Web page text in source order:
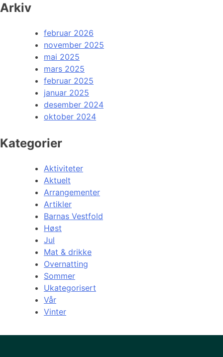
Arkiv
februar 2026
november 2025
mai 2025
mars 2025
februar 2025
januar 2025
desember 2024
oktober 2024
Kategorier
Aktiviteter
Aktuelt
Arrangementer
Artikler
Barnas Vestfold
Høst
Jul
Mat & drikke
Overnatting
Sommer
Ukategorisert
Vår
Vinter